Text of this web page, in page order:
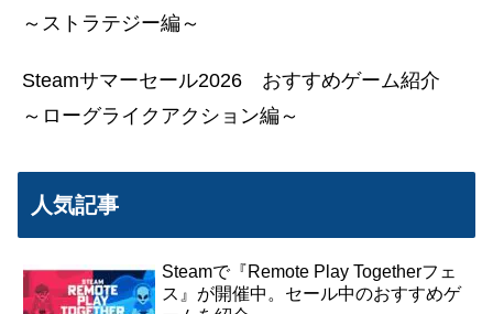
～ストラテジー編～
Steamサマーセール2026 おすすめゲーム紹介
～ローグライクアクション編～
人気記事
Steamで『Remote Play Togetherフェ
ス』が開催中。セール中のおすすめゲ